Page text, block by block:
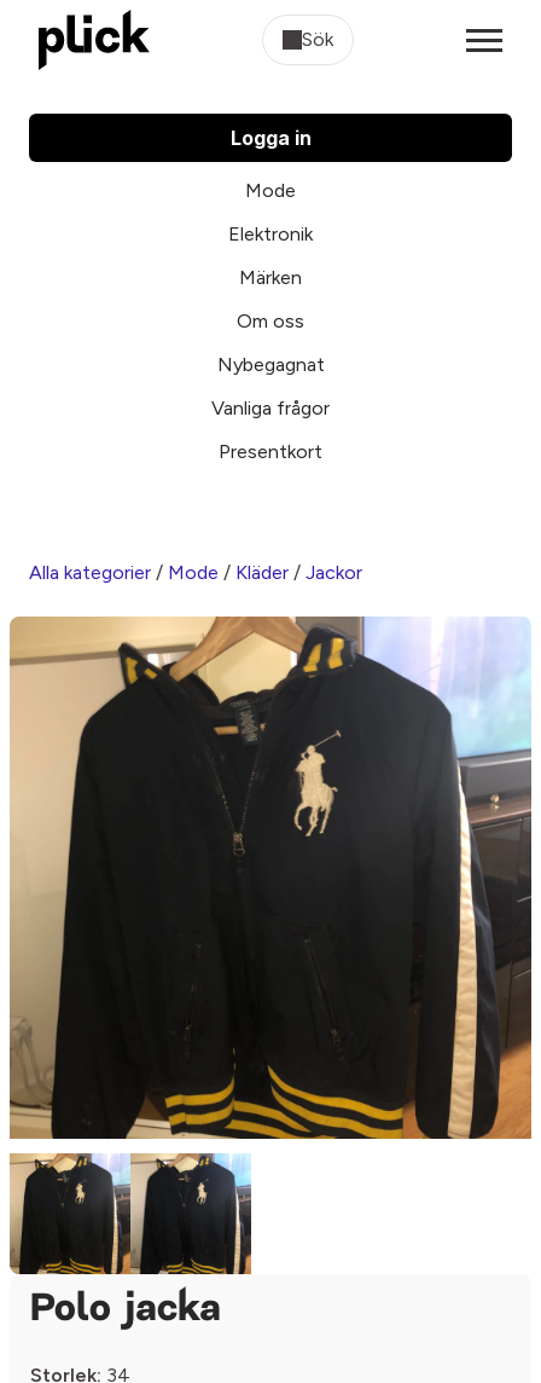
Sök
Logga in
Mode
Elektronik
Märken
Om oss
Nybegagnat
Vanliga frågor
Presentkort
Alla kategorier / Mode / Kläder / Jackor
Polo jacka
Storlek: 34